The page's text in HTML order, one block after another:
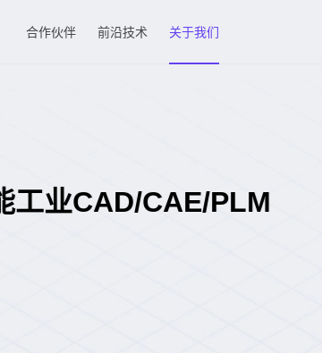
合作伙伴 前沿技术 关于我们
CAE/PLM